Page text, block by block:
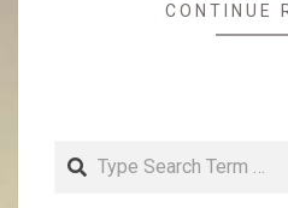
CONTINUE
Search